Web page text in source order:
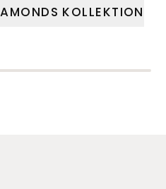
KOLLEKTION